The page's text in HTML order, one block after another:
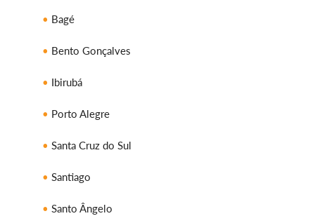
Bagé
Bento Gonçalves
Ibirubá
Porto Alegre
Santa Cruz do Sul
Santiago
Santo Ângelo